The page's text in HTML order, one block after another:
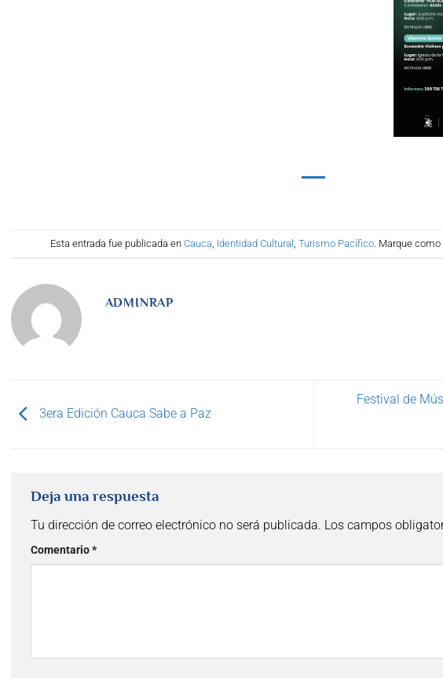
Esta entrada fue publicada en Cauca Identidad Cultural Turismo Pacífico. Marque como
ADMINRAP
3era Edición Cauca Sabe a Paz
Festival de
Deja una respuesta
Tu dirección de correo electrónico no será publicada. Los campos
Comentario*